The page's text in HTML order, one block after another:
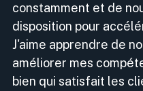
constamment et de
disposition pour
J'aime apprendre de
améliorer mes
bien qui satisfait les